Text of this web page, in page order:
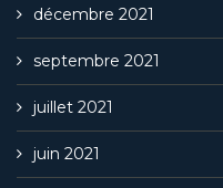
décembre 2021
septembre 2021
juillet 2021
juin 2021